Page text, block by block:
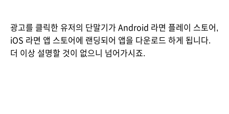
광고를 클릭한 유저의 단말기가 Android 라면 플레이 스토어,
iOS 라면 앱 스토어에 랜딩되어 앱을 다운로드 하게 됩니다.
더 이상 설명할 것이 없으니 넘어가시죠.